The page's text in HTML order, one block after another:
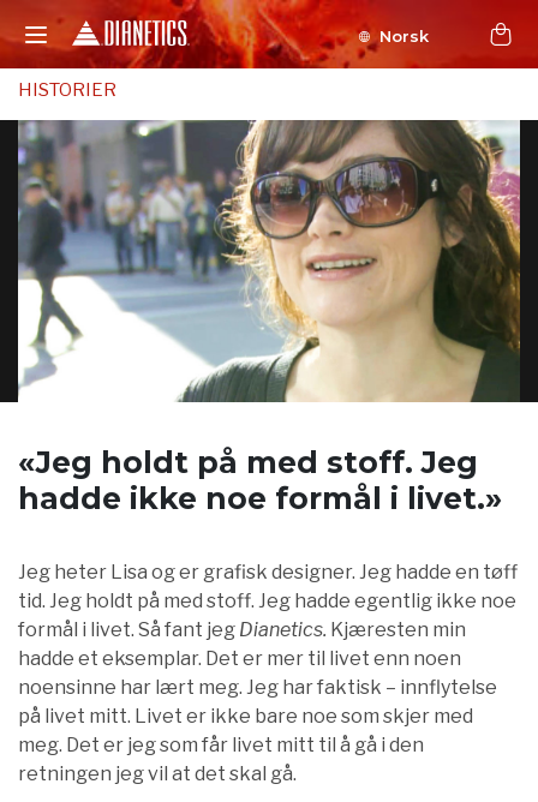
Norsk
HISTORIER
«Jeg holdt på med stoff. Jeg
hadde ikke noe formål i livet.»
Jeg heter Lisa og er grafisk designer. Jeg hadde en tøff
tid. Jeg holdt på med stoff. Jeg hadde egentlig ikke noe
formål i livet. Så fant jeg Dianetics. Kjæresten min
hadde et eksemplar. Det er mer til livet enn noen
noensinne har lært meg. Jeg har faktisk – innflytelse
på livet mitt. Livet er ikke bare noe som skjer med
meg. Det er jeg som får livet mitt til å gå i den
retningen jeg vil at det skal gå.